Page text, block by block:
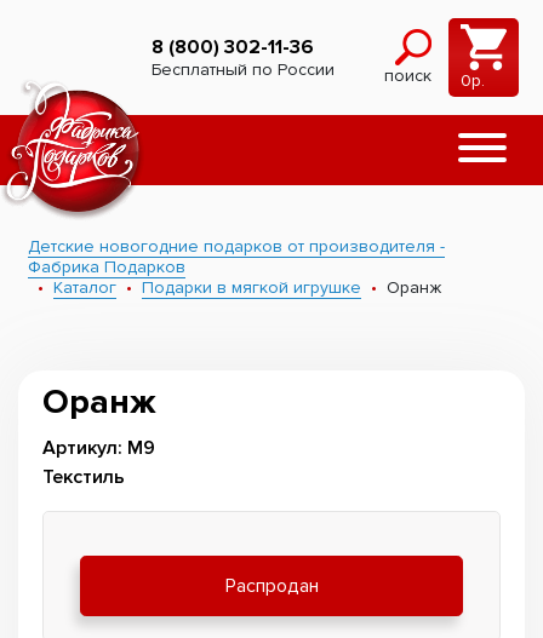
8 (800) 302-11-36
Бесплатный по России поиск 0р.
Детские новогодние подарков от производителя -
Фабрика Подарков
Каталог
Подарки в мягкой игрушке Оранж
Оранж
Артикул: М9
Текстиль
Распродан